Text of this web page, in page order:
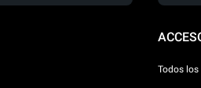
Todos